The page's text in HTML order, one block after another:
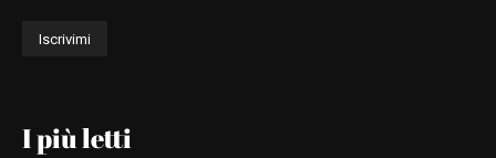
I più letti